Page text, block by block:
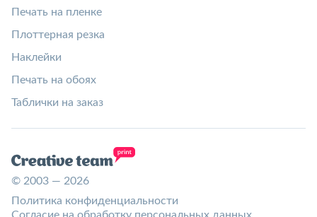
Печать на пленке
Плоттерная резка
Наклейки
Печать на обоях
Таблички на заказ
© 2003 — 2026
Политика конфиденциальности